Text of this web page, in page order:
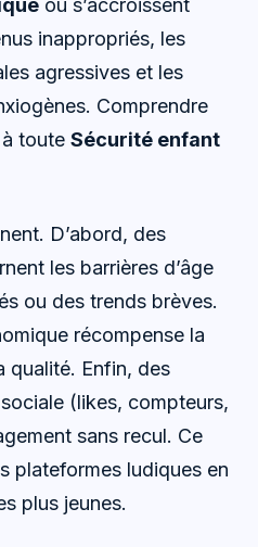
inappropriés, les
agressives et les
Comprendre
toute Sécurité enfant
D’abord, des
les barrières d’âge
ou des trends brèves.
récompense la
qualité. Enfin, des
(likes, compteurs,
sans recul. Ce
plateformes ludiques en
plus jeunes.